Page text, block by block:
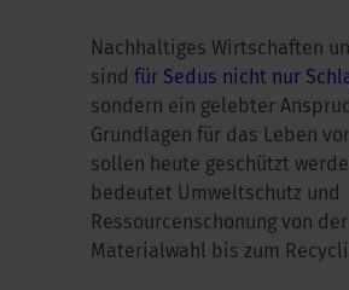
Nachhaltiges Wirtschaften
sind für Sedus nicht nur
sondern ein gelebter
Grundlagen für das Leben
sollen heute geschützt
bedeutet Umweltschutz und
Ressourcenschonung von der
Materialwahl bis zum